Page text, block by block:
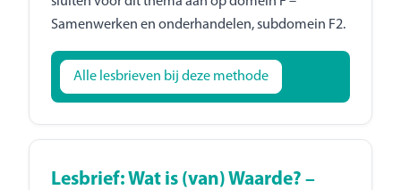
Samenwerken en onderhandelen, subdomein F2.
Alle lesbrieven bij deze methode
Lesbrief: Wat is (van) Waarde? –